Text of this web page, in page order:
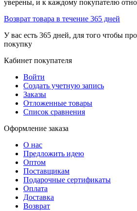
уверены, и к каждому покупателю
Возврат товара в течение 365 дней
У вас есть 365 дней, для того чтобы
покупку
Кабинет покупателя
Войти
Создать учетную запись
Заказы
Отложенные товары
Список сравнения
Оформление заказа
О нас
Предложить идею
Оптом
Поставщикам
Подарочные сертификаты
Оплата
Доставка
Возврат